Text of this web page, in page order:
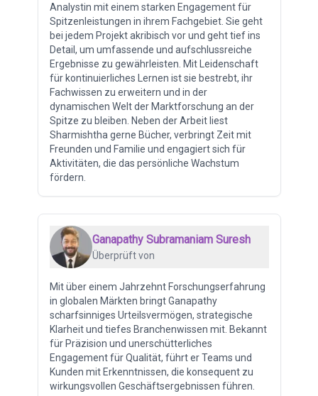
Analystin mit einem starken Engagement für
Spitzenleistungen in ihrem Fachgebiet. Sie geht
bei jedem Projekt akribisch vor und geht tief ins
Detail, um umfassende und aufschlussreiche
Ergebnisse zu gewährleisten. Mit Leidenschaft
für kontinuierliches Lernen ist sie bestrebt, ihr
Fachwissen zu erweitern und in der
dynamischen Welt der Marktforschung an der
Spitze zu bleiben. Neben der Arbeit liest
Sharmishtha gerne Bücher, verbringt Zeit mit
Freunden und Familie und engagiert sich für
Aktivitäten, die das persönliche Wachstum
fördern.
Ganapathy Subramaniam Suresh
Überprüft von
Mit über einem Jahrzehnt Forschungserfahrung
in globalen Märkten bringt Ganapathy
scharfsinniges Urteilsvermögen, strategische
Klarheit und tiefes Branchenwissen mit. Bekannt
für Präzision und unerschütterliches
Engagement für Qualität, führt er Teams und
Kunden mit Erkenntnissen, die konsequent zu
wirkungsvollen Geschäftsergebnissen führen.